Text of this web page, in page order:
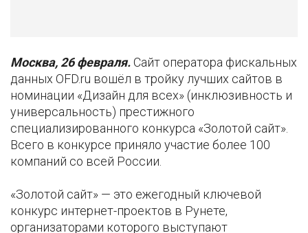
Москва, 26 февраля.Сайт оператора фискальных
данных OFD.ru вошёл в тройку лучших сайтов в
номинации «Дизайн для всех» (инклюзивность и
универсальность) престижного
специализированного конкурса «Золотой сайт».
Всего в конкурсе приняло участие более 100
компаний со всей России.
«Золотой сайт» — это ежегодный ключевой
конкурс интернет-проектов в Рунете,
организаторами которого выступают